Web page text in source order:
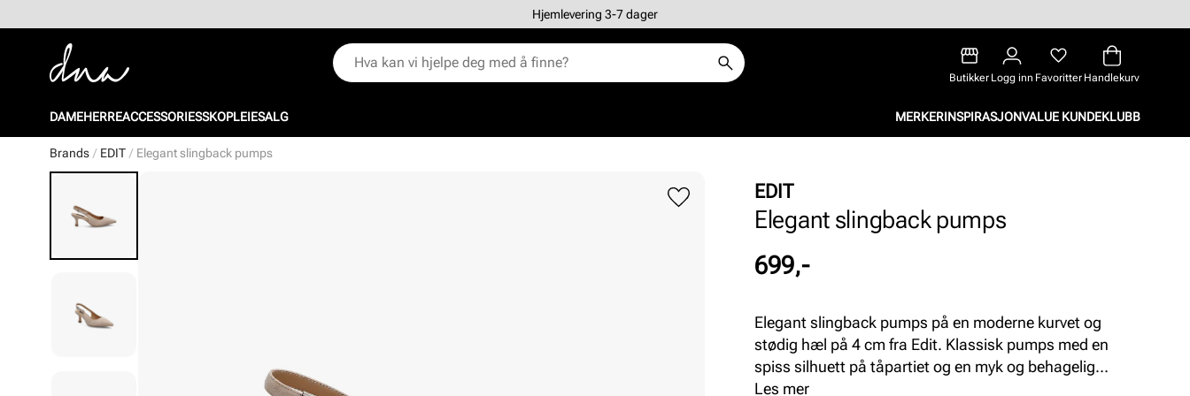
Hjemlevering 3-7 dager
Butikker Logg inn Favoritter Handlekurv
DAMEHERREACCESSORIESSKOPLEIESALG MERKERINSPIRASJONVALUE KUNDEKLUBB
Brands EDIT Elegant slingback pumps
EDIT
Elegant slingback pumps
Pris
699,-
Elegant slingback pumps på en moderne kurvet og
stødig hæl på 4 cm fra Edit. Klassisk pumps med en
spiss silhuett på tåpartiet og en myk og behagelig
innersåle som gir god komfort. Remmen rundt hælen
Les mer